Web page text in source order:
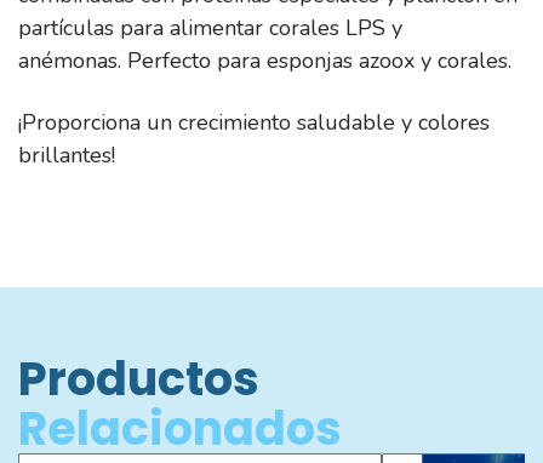
partículas para alimentar corales LPS y
anémonas. Perfecto para esponjas azoox y corales.
¡Proporciona un crecimiento saludable y colores
brillantes!
Productos
Relacionados